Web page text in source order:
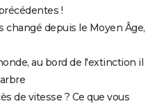
!
changé depuis le Moyen Âge,
au bord de l'extinction il
de vitesse ? Ce que vous